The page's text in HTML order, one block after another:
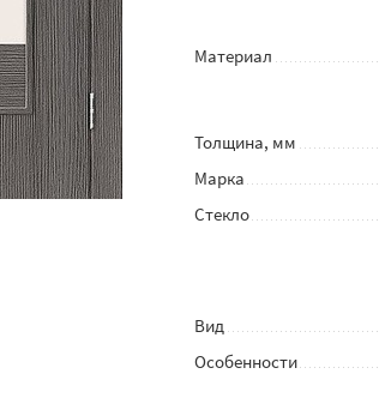
Материал
Толщина, мм
Марка
Стекло
Вид
Особенности